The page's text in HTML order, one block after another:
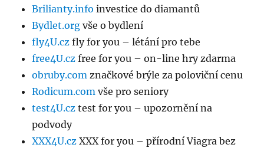
Brilianty.info investice do diamantů
Bydlet.org vše o bydlení
fly4U.cz fly for you – létání pro tebe
free4U.cz free for you – on-line hry zdarma
obruby.com značkové brýle za poloviční cenu
Rodicum.com vše pro seniory
test4U.cz test for you – upozornění na
podvody
XXX4U.cz XXX for you – přírodní Viagra bez